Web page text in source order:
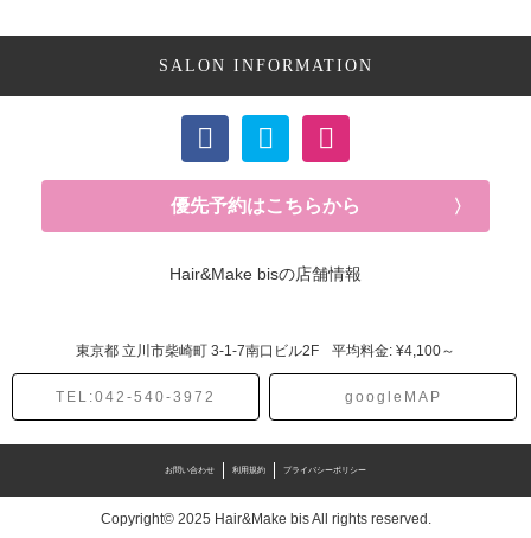
SALON INFORMATION
優先予約はこちらから
Hair&Make bisの店舗情報
東京都 立川市柴崎町 3-1-7南口ビル2F 平均料金: ¥4,100～
TEL:042-540-3972 googleMAP
お問い合わせ 利用規約 プライバシーポリシー
Copyright© 2025 Hair&Make bis All rights reserved.